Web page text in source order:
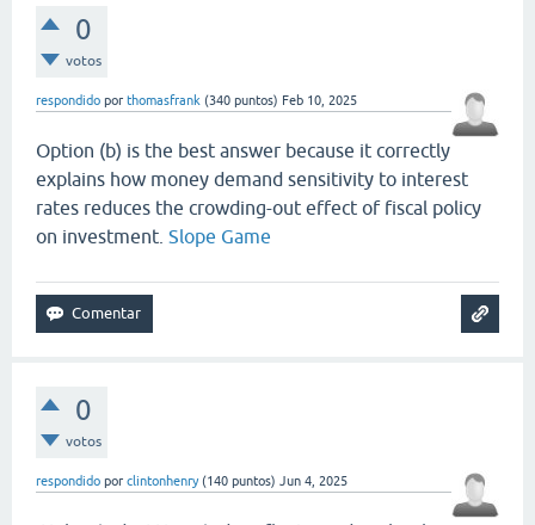
0
votos
respondido por thomasfrank (340 puntos) Feb 10, 2025
Option (b) is the best answer because it correctly
explains how money demand sensitivity to interest
rates reduces the crowding-out effect of fiscal policy
on investment. Slope Game
0
votos
respondido por clintonhenry (140 puntos) Jun 4, 2025